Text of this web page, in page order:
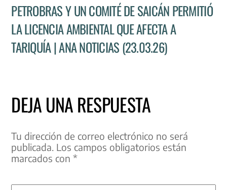
PETROBRAS Y UN COMITÉ DE SAICÁN PERMITIÓ
LA LICENCIA AMBIENTAL QUE AFECTA A
TARIQUÍA | ANA NOTICIAS (23.03.26)
DEJA UNA RESPUESTA
Tu dirección de correo electrónico no será
publicada. Los campos obligatorios están
marcados con*